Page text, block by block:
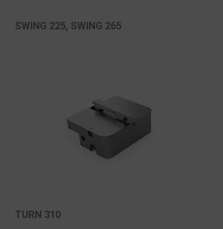
SWING 225, SWING 265
TURN 310